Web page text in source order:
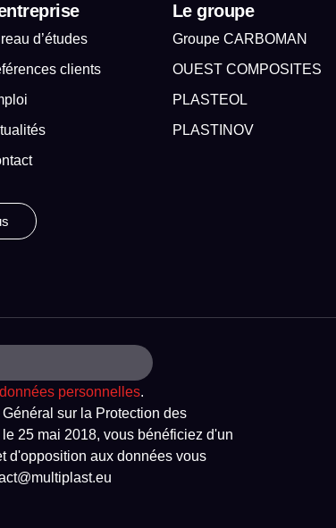
d’études
clients
Le groupe
Groupe CARBOMAN
OUEST COMPOSITES
PLASTEOL
PLASTINOV
données personnelles.
sur la Protection des
25 mai 2018, vous bénéficiez d'un
d'opposition aux données vous